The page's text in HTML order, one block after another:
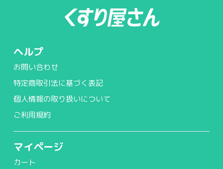
ヘルプ
お問い合わせ
特定商取引法に基づく表記
個人情報の取り扱いについて
ご利用規約
マイページ
カート